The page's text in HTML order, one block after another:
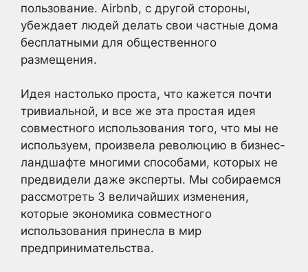
пользование. Airbnb, с другой стороны,
убеждает людей делать свои частные дома
бесплатными для общественного
размещения.
Идея настолько проста, что кажется почти
тривиальной, и все же эта простая идея
совместного использования того, что мы не
используем, произвела революцию в бизнес-
ландшафте многими способами, которых не
предвидели даже эксперты. Мы собираемся
рассмотреть 3 величайших изменения,
которые экономика совместного
использования принесла в мир
предпринимательства.